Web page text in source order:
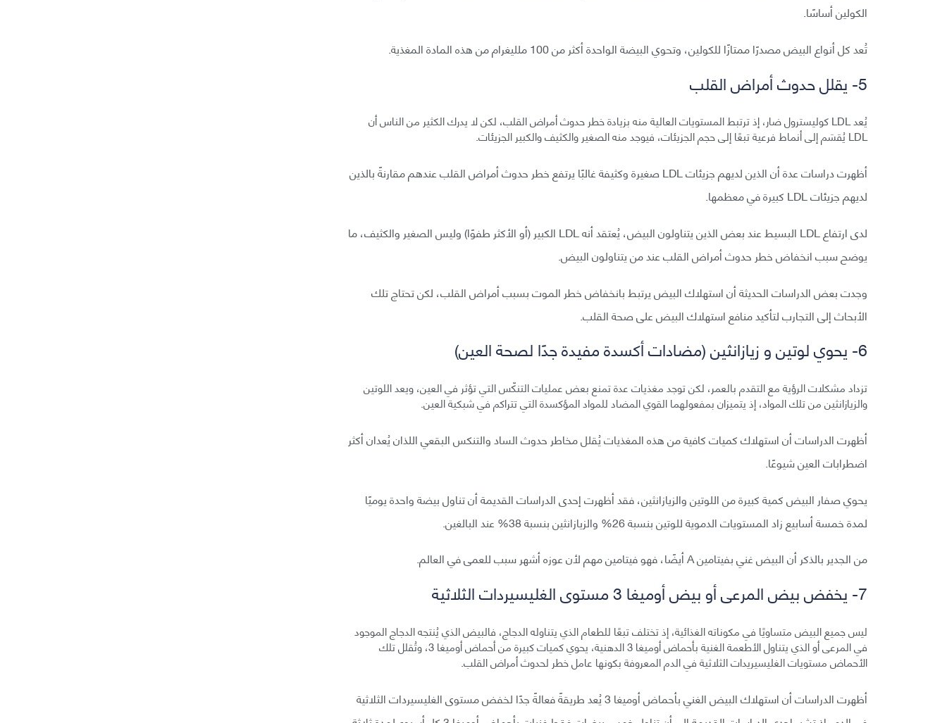
الكولين أساسًا.
تُعد كل أنواع البيض مصدرًا ممتازًا للكولين، وتحوي البيضة الواحدة أكثر من 100 ملليغرام من هذه المادة المغذية.
5- يقلل حدوث أمراض القلب
يُعد LDL كوليسترول ضار، إذ ترتبط المستويات العالية منه بزيادة خطر حدوث أمراض القلب، لكن لا يدرك الكثير من الناس أن
LDL يُقسَم إلى أنماط فرعية تبعًا إلى حجم الجزيئات، فيوجد منه الصغير والكثيف والكبير الجزيئات.
أظهرت دراسات عدة أن الذين لديهم جزيئات LDL صغيرة وكثيفة غالبًا يرتفع خطر حدوث أمراض القلب عندهم مقارنةً بالذين
لديهم جزيئات LDL كبيرة في معظمها.
لدى ارتفاع LDL البسيط عند بعض الذين يتناولون البيض، يُعتقد أنه LDL الكبير (أو الأكثر طفوًا) وليس الصغير والكثيف، ما
يوضح سبب انخفاض خطر حدوث أمراض القلب عند من يتناولون البيض.
وجدت بعض الدراسات الحديثة أن استهلاك البيض يرتبط بانخفاض خطر الموت بسبب أمراض القلب، لكن تحتاج تلك
الأبحاث إلى التجارب لتأكيد منافع استهلاك البيض على صحة القلب.
6- يحوي لوتين و زيازانثين (مضادات أكسدة مفيدة جدًا لصحة العين)
تزداد مشكلات الرؤية مع التقدم بالعمر، لكن توجد مغذيات عدة تمنع بعض عمليات التنكّس التي تؤثر في العين، ويعد اللوتين
والزيازانثين من تلك المواد، إذ يتميزان بمفعولهما القوي المضاد للمواد المؤكسدة التي تتراكم في شبكية العين.
أظهرت الدراسات أن استهلاك كميات كافية من هذه المغذيات يُقلل مخاطر حدوث الساد والتنكس البقعي اللذان يُعدان أكثر
اضطرابات العين شيوعًا.
يحوي صفار البيض كمية كبيرة من اللوتين والزيازانثين، فقد أظهرت إحدى الدراسات القديمة أن تناول بيضة واحدة يوميًا
لمدة خمسة أسابيع زاد المستويات الدموية للوتين بنسبة 26% والزيازانثين بنسبة 38% عند البالغين.
من الجدير بالذكر أن البيض غني بفيتامين A أيضًا، فهو فيتامين مهم لأن عوزه أشهر سبب للعمى في العالم.
7- يخفض بيض المرعى أو بيض أوميغا 3 مستوى الغليسيردات الثلاثية
ليس جميع البيض متساويًا في مكوناته الغذائية، إذ تختلف تبعًا للطعام الذي يتناوله الدجاج، فالبيض الذي يُنتجه الدجاج الموجود
في المرعى أو الذي يتناول الأطعمة الغنية بأحماض أوميغا 3 الدهنية، يحوي كميات كبيرة من أحماض أوميغا 3، وتُقلل تلك
الأحماض مستويات الغليسيريدات الثلاثية في الدم المعروفة بكونها عامل خطر لحدوث أمراض القلب.
أظهرت الدراسات أن استهلاك البيض الغني بأحماض أوميغا 3 يُعد طريقةً فعالةً جدًا لخفض مستوى الغليسيردات الثلاثية